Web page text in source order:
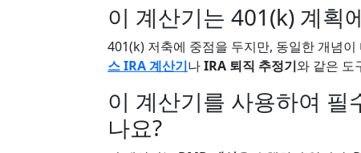
이 계산기는 401(k) 계획
401(k) 저축에 중점을 두지만, 동일한 개념
스 IRA 계산기나IRA 퇴직 추정기와 같은 도
이 계산기를 사용하여 필
나요?